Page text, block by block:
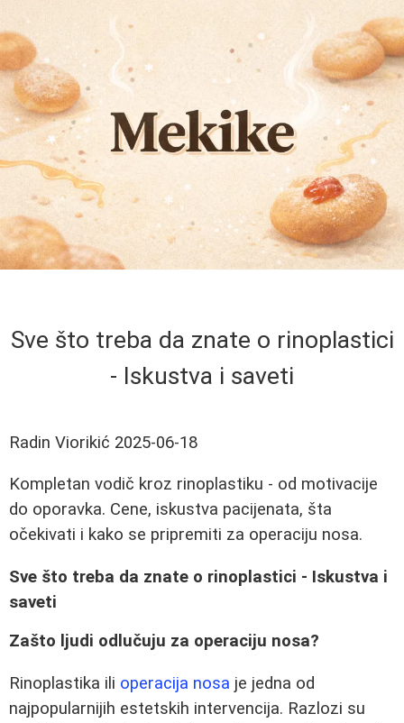
Sve što treba da znate o rinoplastici
- Iskustva i saveti
Radin Viorikić 2025-06-18
Kompletan vodič kroz rinoplastiku - od motivacije
do oporavka. Cene, iskustva pacijenata, šta
očekivati i kako se pripremiti za operaciju nosa.
Sve što treba da znate o rinoplastici - Iskustva i
saveti
Zašto ljudi odlučuju za operaciju nosa?
Rinoplastika ili operacija nosa je jedna od
najpopularnijih estetskih intervencija. Razlozi su